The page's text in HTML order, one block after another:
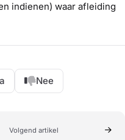
indienen) waar afleiding
Nee
Volgend artikel